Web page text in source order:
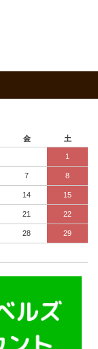
金 土
1
7 8
14 15
21 22
28 29